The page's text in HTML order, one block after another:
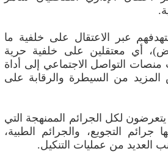
عبر الاعتقال على خلفية ما
أي معتقلين على خلفية حرية
منصات التواصل الاجتماعي إلى أداة
من السيطرة والرقابة على
لكل الجرائم الممنهجة التي
جرائم التجويع، والجرائم الطبية،
العديد من عمليات التنكيل.